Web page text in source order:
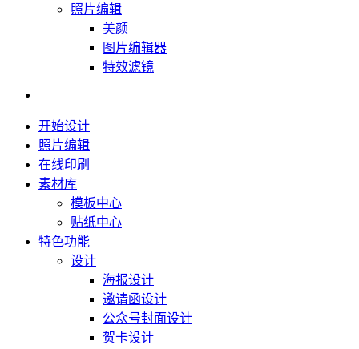
照片编辑
美颜
图片编辑器
特效滤镜
开始设计
照片编辑
在线印刷
素材库
模板中心
贴纸中心
特色功能
设计
海报设计
邀请函设计
公众号封面设计
贺卡设计